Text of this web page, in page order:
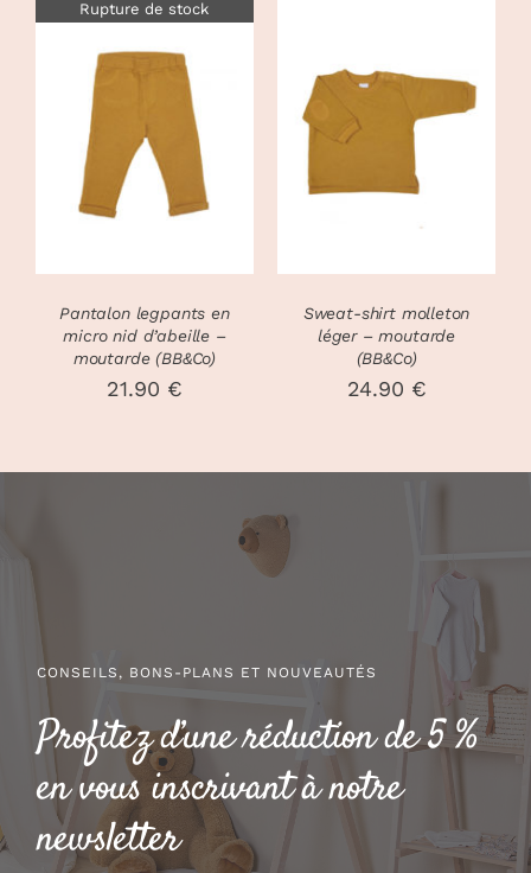
55.00 €
à
59.00 €
39.00 €
Rupture de stock
DÉTAILS
Pantalon legpants en
micro nid d’abeille –
moutarde (BB&Co)
21.90 €
CHOIX DES
OPTIONS
CE
PRODUIT
A
PEUVENT
ÊTRE
CHOISIES
SUR
DÉTAILS
Sweat-shirt molleton
léger – moutarde
(BB&Co)
24.90 €
CONSEILS, BONS-PLANS ET NOUVEAUTÉS
Profitez d’une réduction de 5 %
en vous inscrivant à notre
newsletter